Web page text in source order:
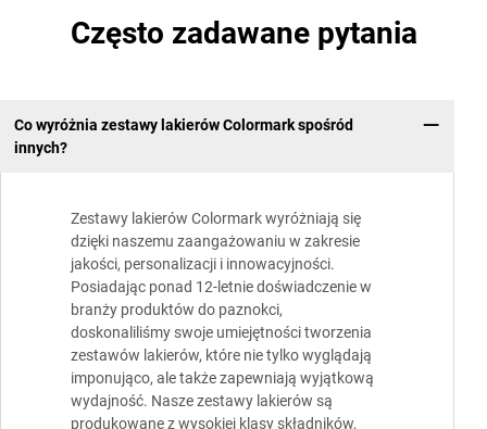
Często zadawane pytania
Co wyróżnia zestawy lakierów Colormark spośród
innych?
Zestawy lakierów Colormark wyróżniają się
dzięki naszemu zaangażowaniu w zakresie
jakości, personalizacji i innowacyjności.
Posiadając ponad 12-letnie doświadczenie w
branży produktów do paznokci,
doskonaliliśmy swoje umiejętności tworzenia
zestawów lakierów, które nie tylko wyglądają
imponująco, ale także zapewniają wyjątkową
wydajność. Nasze zestawy lakierów są
produkowane z wysokiej klasy składników,